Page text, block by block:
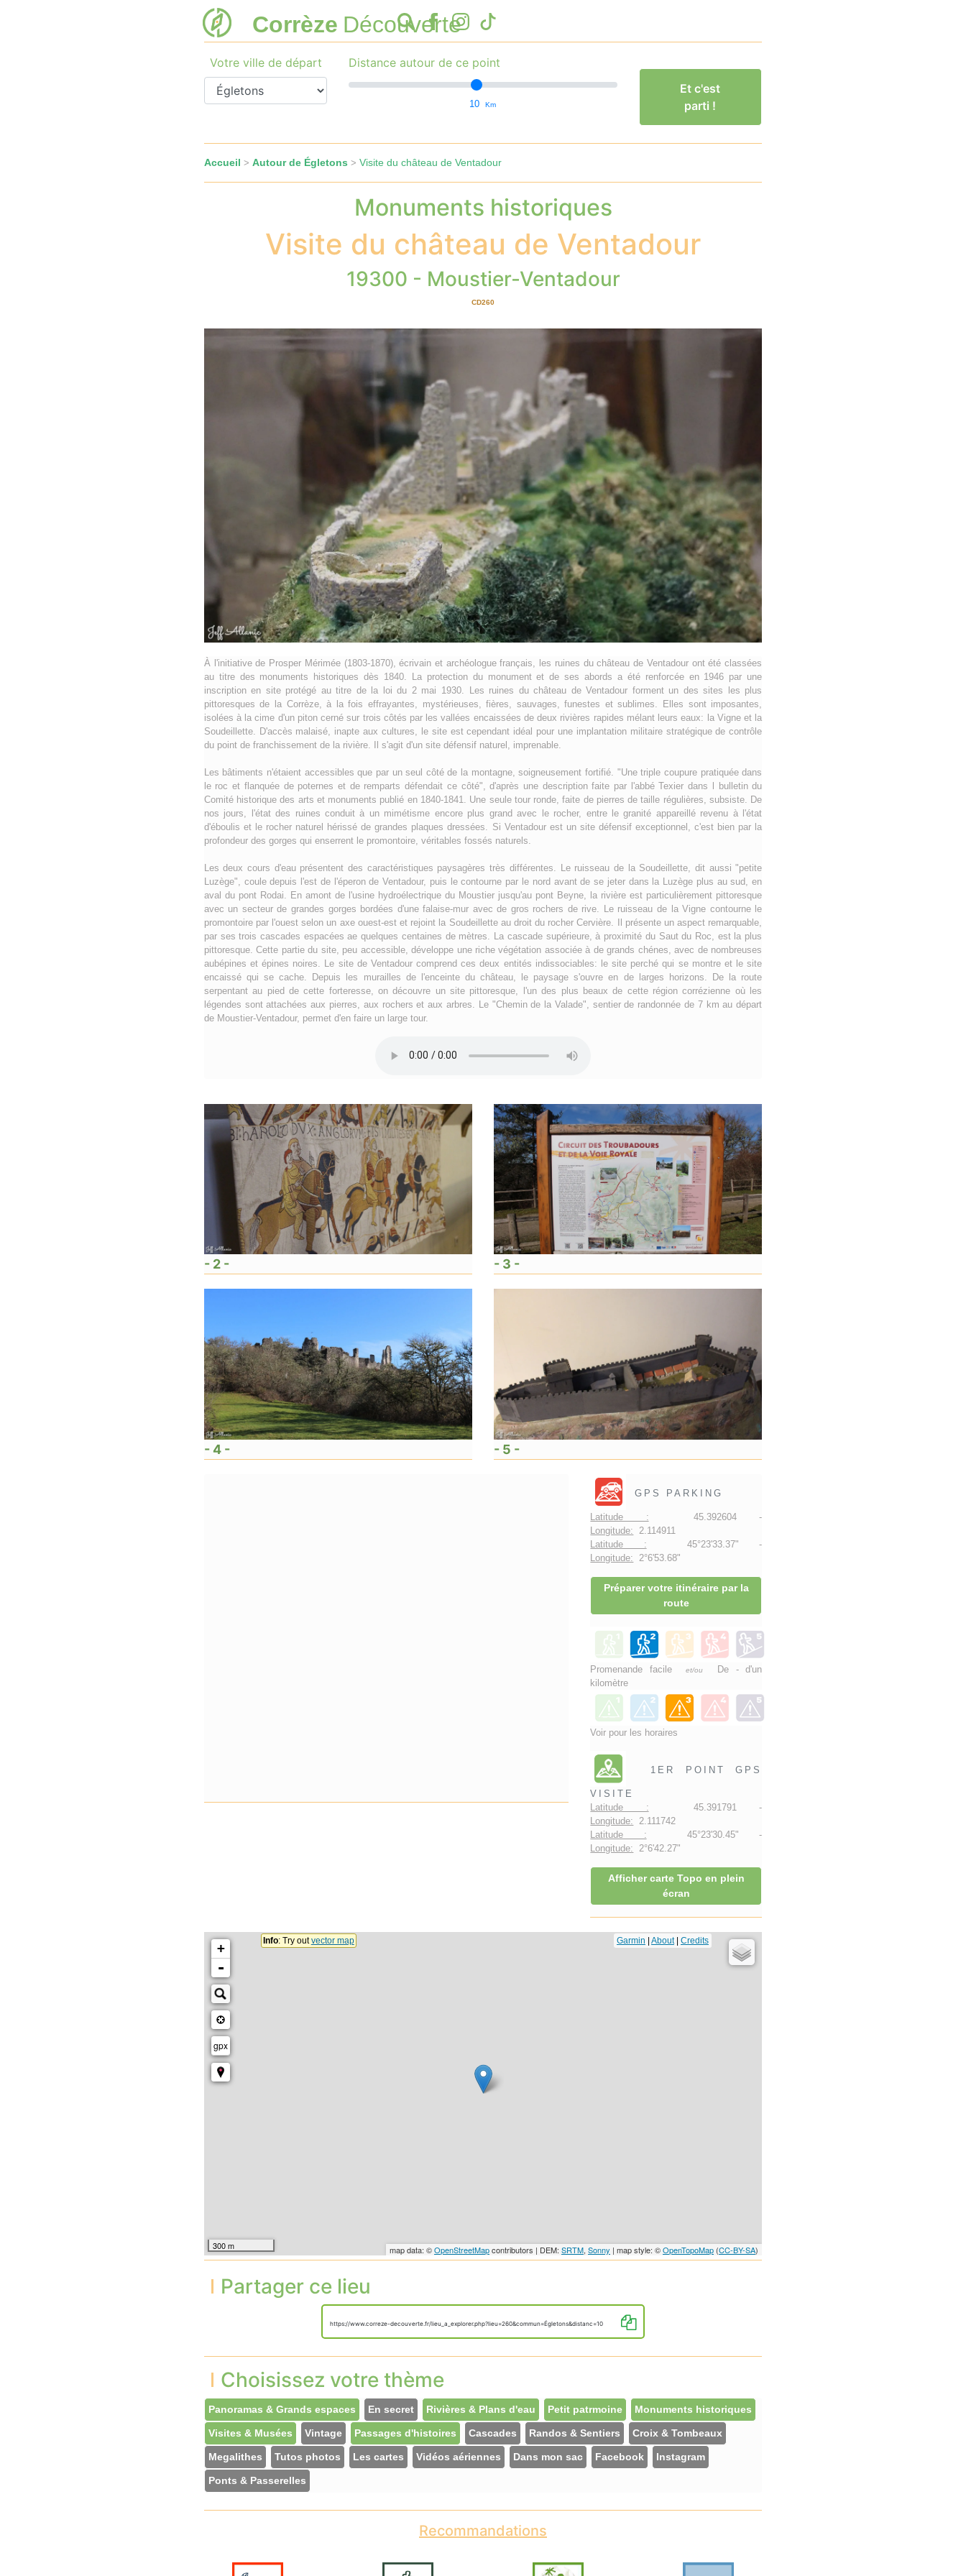
Corrèze Découverte
Votre ville de départ Distance autour de ce point
10 Km
Et c'est
parti !
Accueil > Autour de Égletons > Visite du château de Ventadour
Monuments historiques
Visite du château de Ventadour
19300 - Moustier-Ventadour
CD260
À l'initiative de Prosper Mérimée (1803-1870), écrivain et archéologue français, les ruines du château de Ventadour ont été classées
au titre des monuments historiques dès 1840. La protection du monument et de ses abords a été renforcée en 1946 par une
inscription en site protégé au titre de la loi du 2 mai 1930. Les ruines du château de Ventadour forment un des sites les plus
pittoresques de la Corrèze, à la fois effrayantes, mystérieuses, fières, sauvages, funestes et sublimes. Elles sont imposantes,
isolées à la cime d'un piton cerné sur trois côtés par les vallées encaissées de deux rivières rapides mélant leurs eaux: la Vigne et la
Soudeillette. D'accès malaisé, inapte aux cultures, le site est cependant idéal pour une implantation militaire stratégique de contrôle
du point de franchissement de la rivière. Il s'agit d'un site défensif naturel, imprenable.
Les bâtiments n'étaient accessibles que par un seul côté de la montagne, soigneusement fortifié. "Une triple coupure pratiquée dans
le roc et flanquée de poternes et de remparts défendait ce côté", d'après une description faite par l'abbé Texier dans l bulletin du
Comité historique des arts et monuments publié en 1840-1841. Une seule tour ronde, faite de pierres de taille régulières, subsiste. De
nos jours, l'état des ruines conduit à un mimétisme encore plus grand avec le rocher, entre le granité appareillé revenu à l'état
d'éboulis et le rocher naturel hérissé de grandes plaques dressées. Si Ventadour est un site défensif exceptionnel, c'est bien par la
profondeur des gorges qui enserrent le promontoire, véritables fossés naturels.
Les deux cours d'eau présentent des caractéristiques paysagères très différentes. Le ruisseau de la Soudeillette, dit aussi "petite
Luzège", coule depuis l'est de l'éperon de Ventadour, puis le contourne par le nord avant de se jeter dans la Luzège plus au sud, en
aval du pont Rodai. En amont de l'usine hydroélectrique du Moustier jusqu'au pont Beyne, la rivière est particulièrement pittoresque
avec un secteur de grandes gorges bordées d'une falaise-mur avec de gros rochers de rive. Le ruisseau de la Vigne contourne le
promontoire par l'ouest selon un axe ouest-est et rejoint la Soudeillette au droit du rocher Cervière. Il présente un aspect remarquable,
par ses trois cascades espacées ae quelques centaines de mètres. La cascade supérieure, à proximité du Saut du Roc, est la plus
pittoresque. Cette partie du site, peu accessible, développe une riche végétation associée à de grands chénes, avec de nombreuses
aubépines et épines noires. Le site de Ventadour comprend ces deux entités indissociables: le site perché qui se montre et le site
encaissé qui se cache. Depuis les murailles de l'enceinte du château, le paysage s'ouvre en de larges horizons. De la route
serpentant au pied de cette forteresse, on découvre un site pittoresque, l'un des plus beaux de cette région corrézienne où les
légendes sont attachées aux pierres, aux rochers et aux arbres. Le "Chemin de la Valade", sentier de randonnée de 7 km au départ
de Moustier-Ventadour, permet d'en faire un large tour.
- 2 - - 3 -
- 4 - - 5 -
GPS PARKING
Latitude : 45.392604 -
Longitude: 2.114911
Latitude : 45°23'33.37" -
Longitude: 2°6'53.68"
Préparer votre itinéraire par la
route
Promenande facileet/ou
De - d'un
kilomètre
Voir pour les horaires
1ER POINT GPS
VISITE
Latitude : 45.391791 -
Longitude: 2.111742
Latitude : 45°23'30.45" -
Longitude: 2°6'42.27"
Afficher carte Topo en plein
écran
Partager ce lieu
https://www.correze-decouverte.fr/lieu_a_explorer.php?lieu=260&commun=Égletons&distanc=10
Choisissez votre thème
Panoramas & Grands espaces En secret Rivières & Plans d'eau Petit patrmoine Monuments historiques
Visites & Musées Vintage Passages d'histoires Cascades Randos & Sentiers Croix & Tombeaux
Megalithes Tutos photos Les cartes Vidéos aériennes Dans mon sac Facebook Instagram
Ponts & Passerelles
Recommandations